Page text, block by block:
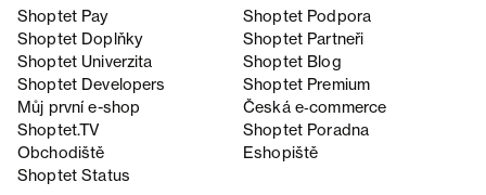
Shoptet Pay
Shoptet Podpora
Shoptet Doplňky
Shoptet Partneři
Shoptet Univerzita
Shoptet Blog
Shoptet Developers
Shoptet Premium
Můj první e-shop
Česká e‑commerce
Shoptet.TV
Shoptet Poradna
Obchodiště
Eshopiště
Shoptet Status